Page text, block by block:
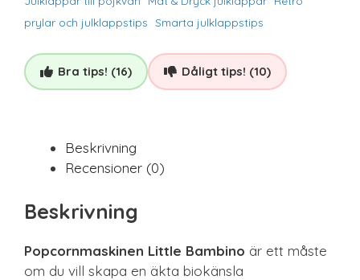
prylar och julklappstips Smarta julklappstips
Bra tips! (16) Dåligt tips! (10)
Beskrivning
Recensioner (0)
Beskrivning
Popcornmaskinen Little Bambino är ett måste
om du vill skapa en äkta biokänsla